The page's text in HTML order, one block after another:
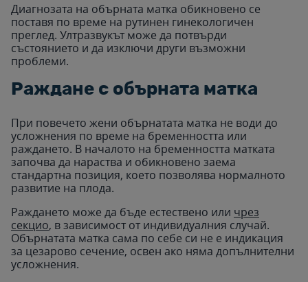
Диагнозата на обърната матка обикновено се
поставя по време на рутинен гинекологичен
преглед. Ултразвукът може да потвърди
състоянието и да изключи други възможни
проблеми.
Раждане с обърната матка
При повечето жени обърнатата матка не води до
усложнения по време на бременността или
раждането. В началото на бременността матката
започва да нараства и обикновено заема
стандартна позиция, което позволява нормалното
развитие на плода.
Раждането може да бъде естествено или чрез
секцио, в зависимост от индивидуалния случай.
Обърнатата матка сама по себе си не е индикация
за цезарово сечение, освен ако няма допълнителни
усложнения.